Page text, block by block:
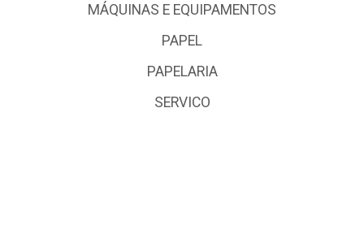
MÁQUINAS E EQUIPAMENTOS
PAPEL
PAPELARIA
SERVICO